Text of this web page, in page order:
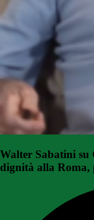
Walter Sabatini
dignità alla